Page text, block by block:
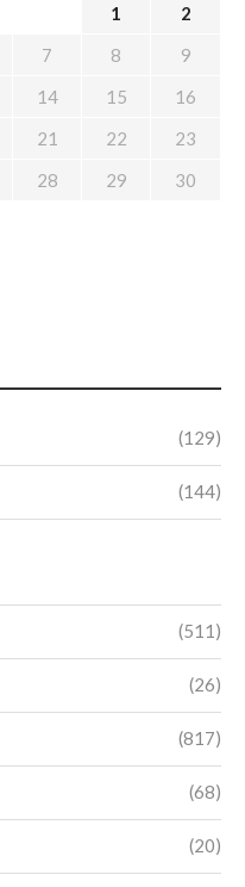
(129)
(144)
(511)
(26)
(817)
(68)
(20)
1
2
7 8
9
14 15
16
21 22
23
28 29
30